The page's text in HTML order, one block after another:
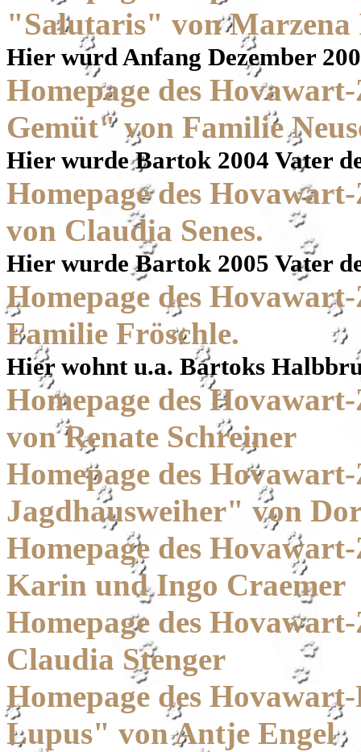
"Salutaris" von Marzena
Hier wurd Anfang Dezember
Homepage des
Gemüt" von Familie
Hier wurde Bartok 2004 Vater
Homepage des
von Claudia Senes.
Hier wurde Bartok 2005 Vater
Homepage des
Familie Fröschle.
Hier wohnt u.a. Bartoks
Homepage des
von Renate Schreiner
Homepage des
Jagdhausweiher" von
Homepage des
Karin und Ingo Craemer
Homepage des
Claudia Stenger
Homepage des
Lupus" von Antje Engel